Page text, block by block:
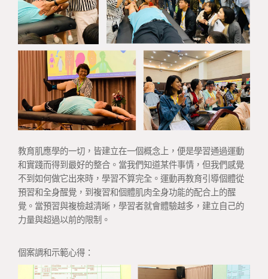
教育肌應學的一切，皆建立在一個概念上，便是學習通過運動
和實踐而得到最好的整合。當我們知道某件事情，但我們感覺
不到如何做它出來時，學習不算完全。運動再教育引導個體從
預習和全身醒覺，到複習和個體肌肉全身功能的配合上的醒
覺。當預習與複檢越清晰，學習者就會體驗越多，建立自己的
力量與超過以前的限制。
個案調和示範心得：